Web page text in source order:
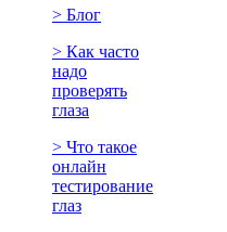
> Блог
> Как часто
надо
проверять
глаза
> Что такое
онлайн
тестирование
глаз